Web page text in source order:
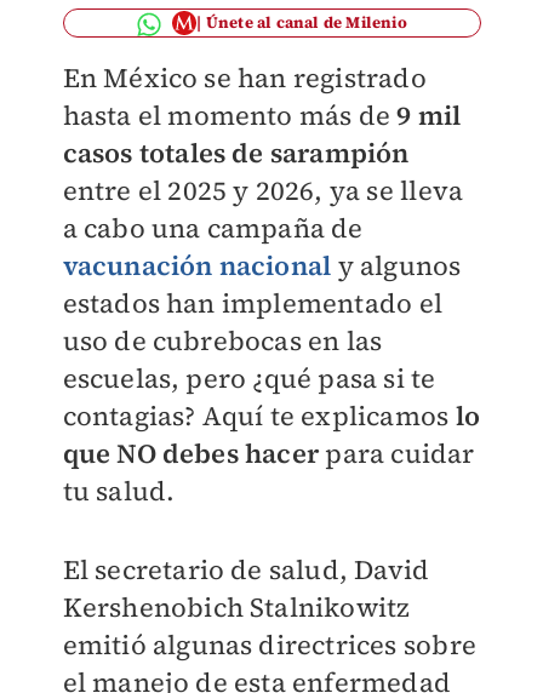
Únete al canal de Milenio
En México se han registrado
hasta el momento más de 9 mil
casos totales de sarampión
entre el 2025 y 2026, ya se lleva
a cabo una campaña de
vacunación nacional y algunos
estados han implementado el
uso de cubrebocas en las
escuelas, pero ¿qué pasa si te
contagias? Aquí te explicamos lo
que NO debes hacerpara cuidar
tu salud.
El secretario de salud, David
Kershenobich Stalnikowitz
emitió algunas directrices sobre
el manejo de esta enfermedad